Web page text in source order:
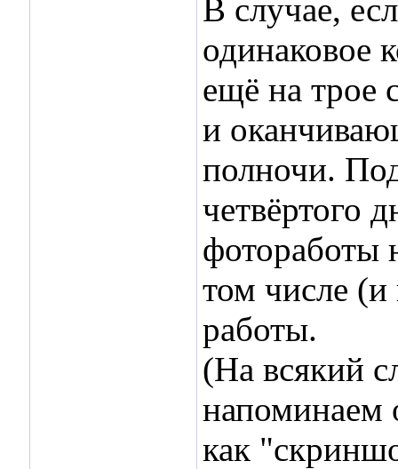
В случае,
одинаковое
ещё на трое
и
полночи.
четвёртого
фотоработы
том числе
работы.
(На всякий
напоминаем
как